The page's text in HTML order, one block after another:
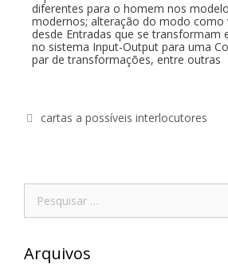
diferentes para o homem nos
modernos; alteração do modo como
desde Entradas que se transformam
no sistema Input-Output para uma
par de transformações, entre outras
cartas a possíveis interlocutores
Arquivos